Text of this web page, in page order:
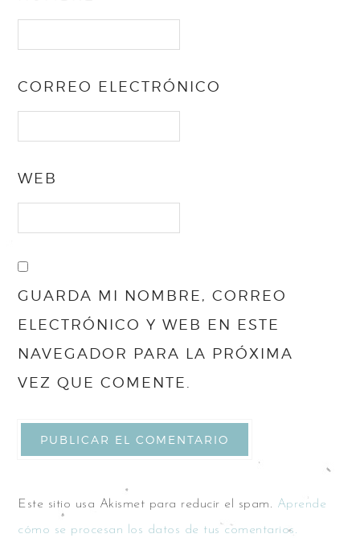
CORREO ELECTRÓNICO
WEB
GUARDA MI NOMBRE, CORREO
ELECTRÓNICO Y WEB EN ESTE
NAVEGADOR PARA LA PRÓXIMA
VEZ QUE COMENTE.
Este sitio usa Akismet para reducir el spam. Aprende
cómo se procesan los datos de tus comentarios.